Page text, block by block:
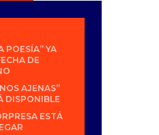
POESÍA” YA
DE
AJENAS”
DISPONIBLE
ESTÁ